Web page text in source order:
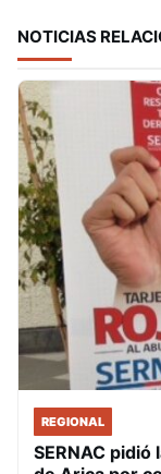
NOTICIAS
REGIONAL
SERNAC